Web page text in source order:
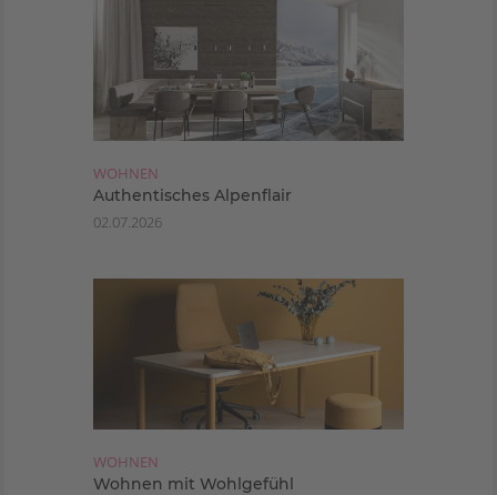
WOHNEN
Authentisches Alpenflair
02.07.2026
WOHNEN
Wohnen mit Wohlgefühl